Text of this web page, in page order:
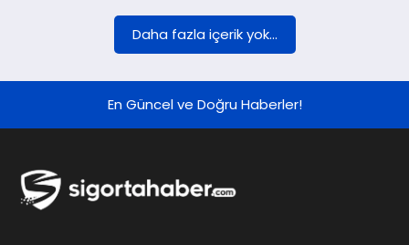
Daha fazla içerik yok...
En Güncel ve Doğru Haberler!